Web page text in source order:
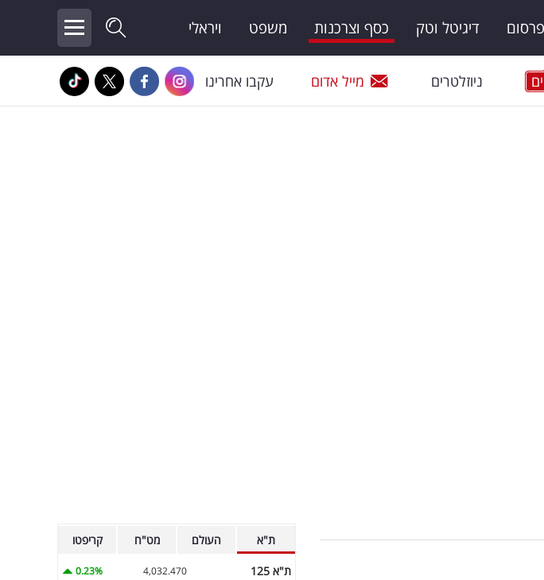
דיגיטל וטק כסף וצרכנות משפט ויראלי
ניוזלטרים מייל אדום עקבו אחרינו
ת"א העולם מט"ח קריפטו
ת"א 125 4,032.470
0.23%